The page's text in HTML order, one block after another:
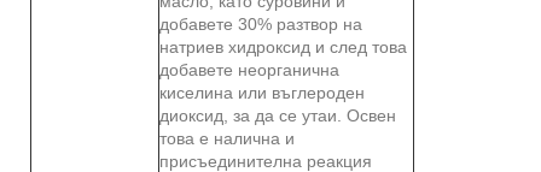
добавете 30% разтвор на
натриев хидроксид и след това
добавете неорганична
киселина или въглероден
диоксид, за да се утаи. Освен
това е налична и
присъединителна реакция